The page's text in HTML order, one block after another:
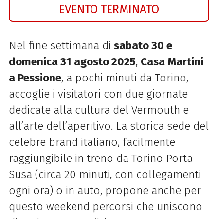
EVENTO TERMINATO
Nel fine settimana di sabato 30 e
domenica 31 agosto 2025, Casa Martini
a Pessione, a pochi minuti da Torino,
accoglie i visitatori con due giornate
dedicate alla cultura del Vermouth e
all’arte dell’aperitivo. La storica sede del
celebre brand italiano, facilmente
raggiungibile in treno da Torino Porta
Susa (circa 20 minuti, con collegamenti
ogni ora) o in auto, propone anche per
questo weekend percorsi che uniscono